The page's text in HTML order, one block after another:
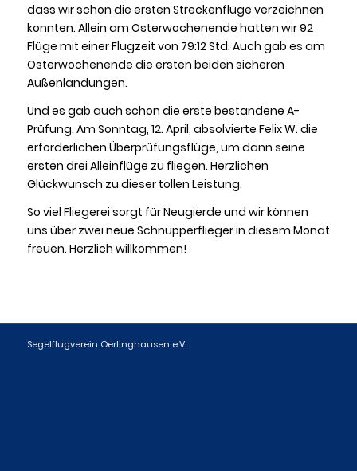
dass wir schon die ersten Streckenflüge verzeichnen
konnten. Allein am Osterwochenende hatten wir 92
Flüge mit einer Flugzeit von 79:12 Std. Auch gab es am
Osterwochenende die ersten beiden sicheren
Außenlandungen.
Und es gab auch schon die erste bestandene A-
Prüfung. Am Sonntag, 12. April, absolvierte Felix W. die
erforderlichen Überprüfungsflüge, um dann seine
ersten drei Alleinflüge zu fliegen. Herzlichen
Glückwunsch zu dieser tollen Leistung.
So viel Fliegerei sorgt für Neugierde und wir können
uns über zwei neue Schnupperflieger in diesem Monat
freuen. Herzlich willkommen!
Segelflugverein Oerlinghausen e.V.